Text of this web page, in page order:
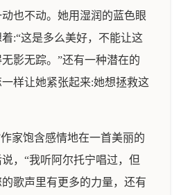
也不动。她用湿润的蓝色眼
:“这是多么美好，不能让这
影无踪。”还有一种潜在的
样让她紧张起来:她想拯救这
家饱含感情地在一首美丽的
，“我听阿尔托宁唱过，但
歌声里有更多的力量，还有